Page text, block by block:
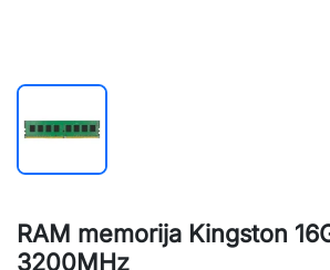
RAM memorija Kingston
3200MHz